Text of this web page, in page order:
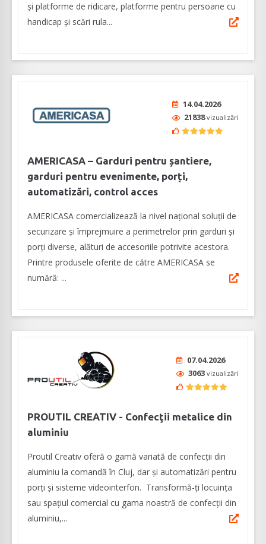
și platforme de ridicare, platforme pentru persoane cu
handicap și scări rula...
14.04.2026
21838vizualizări
AMERICASA – Garduri pentru șantiere,
garduri pentru evenimente, porți,
automatizări, control acces
AMERICASA comercializează la nivel naţional soluţii de
securizare şi împrejmuire a perimetrelor prin garduri şi
porţi diverse, alături de accesoriile potrivite acestora.
Printre produsele oferite de către AMERICASA se
numără: ...
07.04.2026
3063 vizualizări
PROUTIL CREATIV - Confecţii metalice din
aluminiu
Proutil Creativ oferă o gamă variată de confecții din
aluminiu la comandă în Cluj, dar și automatizări pentru
porți și sisteme videointerfon. Transformă-ți locuința
sau spațiul comercial cu gama noastră de confecții din
aluminiu,...